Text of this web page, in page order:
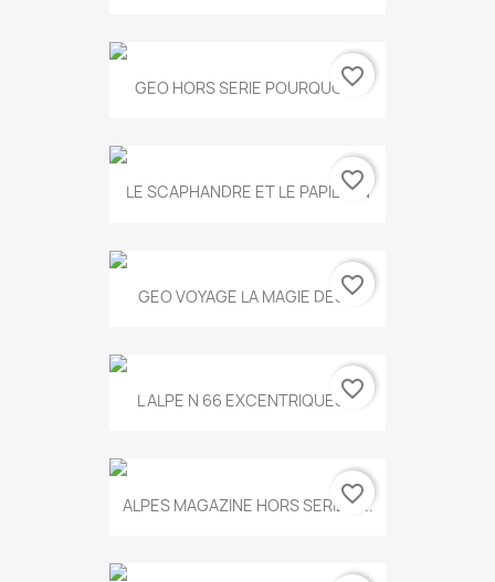
GEO HORS SERIE POURQUOI...
favorite_border
LE SCAPHANDRE ET LE PAPILLON
favorite_border
GEO VOYAGE LA MAGIE DES...
favorite_border
L ALPE N 66 EXCENTRIQUES...
favorite_border
ALPES MAGAZINE HORS SERIE N...
favorite_border